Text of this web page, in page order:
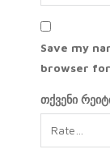
Save my
browser
თქვენი